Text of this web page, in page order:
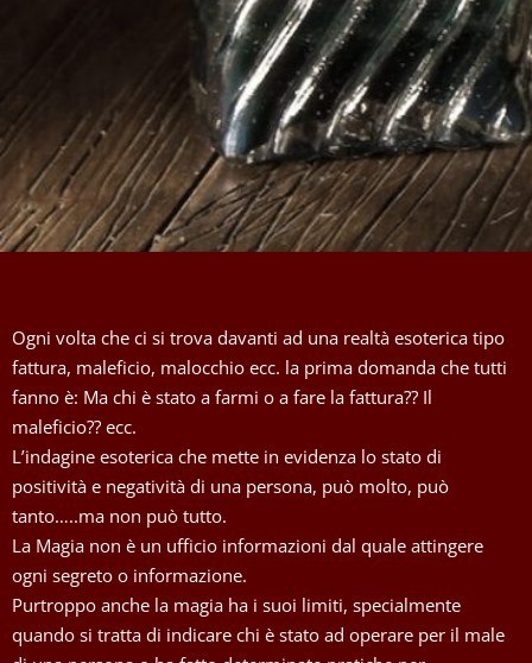
Ogni volta che ci si trova davanti ad una realtà esoterica tipo
fattura, maleficio, malocchio ecc. la prima domanda che tutti
fanno è: Ma chi è stato a farmi o a fare la fattura?? Il
maleficio?? ecc.
L’indagine esoterica che mette in evidenza lo stato di
positività e negatività di una persona, può molto, può
tanto…..ma non può tutto.
La Magia non è un ufficio informazioni dal quale attingere
ogni segreto o informazione.
Purtroppo anche la magia ha i suoi limiti, specialmente
quando si tratta di indicare chi è stato ad operare per il male